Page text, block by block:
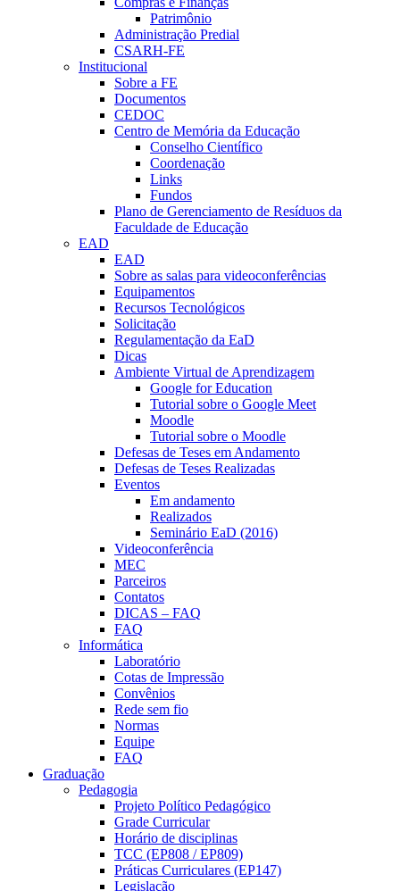
Patrimônio
Administração Predial
CSARH-FE
Institucional
Sobre a FE
Documentos
CEDOC
Centro de Memória da Educação
Conselho Científico
Coordenação
Links
Fundos
Plano de Gerenciamento de Resíduos da
Faculdade de Educação
EAD
EAD
Sobre as salas para videoconferências
Equipamentos
Recursos Tecnológicos
Solicitação
Regulamentação da EaD
Dicas
Ambiente Virtual de Aprendizagem
Google for Education
Tutorial sobre o Google Meet
Moodle
Tutorial sobre o Moodle
Defesas de Teses em Andamento
Defesas de Teses Realizadas
Eventos
Em andamento
Realizados
Seminário EaD (2016)
Videoconferência
MEC
Parceiros
Contatos
DICAS – FAQ
FAQ
Informática
Laboratório
Cotas de Impressão
Convênios
Rede sem fio
Normas
Equipe
FAQ
Graduação
Pedagogia
Projeto Político Pedagógico
Grade Curricular
Horário de disciplinas
TCC (EP808 / EP809)
Práticas Curriculares (EP147)
Legislação